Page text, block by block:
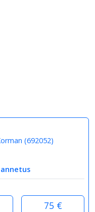
(692052)
75 €